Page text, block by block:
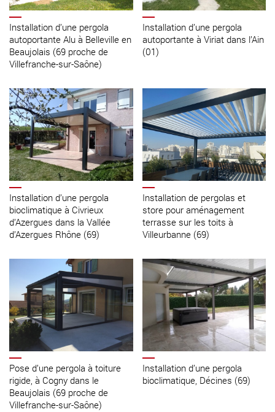
Installation d’une pergola
autoportante Alu à Belleville en
Beaujolais (69 proche de
Villefranche-sur-Saône)
Installation d’une pergola
autoportante à Viriat dans l’Ain
(01)
Installation d’une pergola
bioclimatique à Civrieux
d’Azergues dans la Vallée
d’Azergues Rhône (69)
Installation de pergolas et
store pour aménagement
terrasse sur les toits à
Villeurbanne (69)
Pose d’une pergola à toiture
rigide, à Cogny dans le
Beaujolais (69 proche de
Villefranche-sur-Saône)
Installation d’une pergola
bioclimatique, Décines (69)